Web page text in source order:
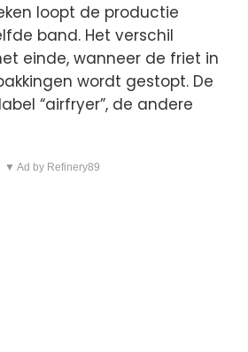
loopt de productie
band. Het verschil
einde, wanneer de friet in
wordt gestopt. De
“airfryer”, de andere
▼ Ad by Refinery89